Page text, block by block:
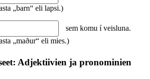
„barn“ eli lapsi.)
sem komu í veisluna.
„maður“ eli mies.)
Adjektiivien ja pronominien